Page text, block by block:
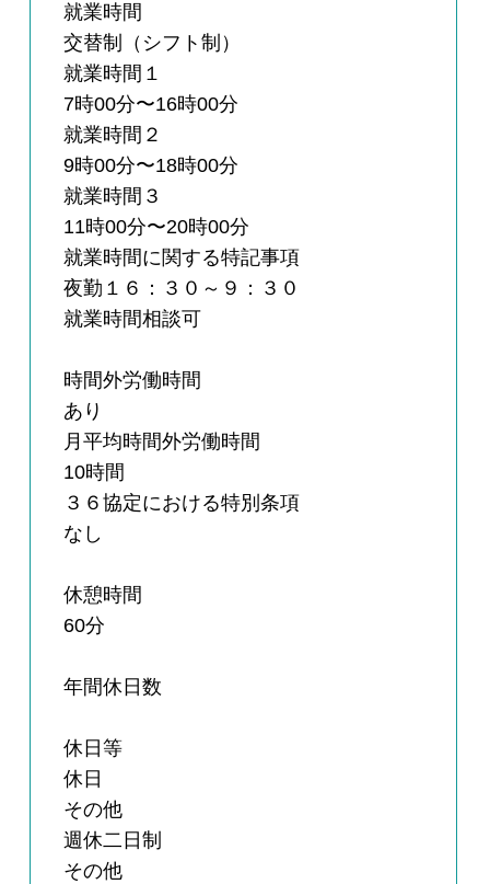
就業時間
交替制（シフト制）
就業時間１
7時00分〜16時00分
就業時間２
9時00分〜18時00分
就業時間３
11時00分〜20時00分
就業時間に関する特記事項
夜勤１６：３０～９：３０
就業時間相談可
時間外労働時間
あり
月平均時間外労働時間
10時間
３６協定における特別条項
なし
休憩時間
60分
年間休日数
休日等
休日
その他
週休二日制
その他